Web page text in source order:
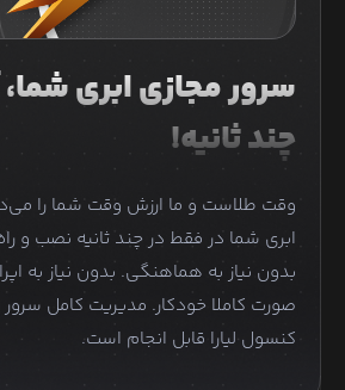
سرور مجازی ابری
چند ثانیه!
وقت طلاست و ما ارزش وقت شما را
ابری شما در فقط در چند ثانیه نصب و
بدون نیاز به هماهنگی. بدون نیاز به
صورت کاملا خودکار. مدیریت کامل سرور
کنسول لیارا قابل انجام است.